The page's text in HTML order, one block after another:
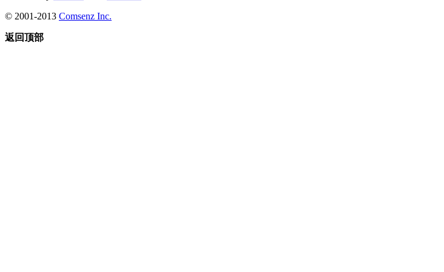
© 2001-2013 Comsenz Inc.
返回顶部